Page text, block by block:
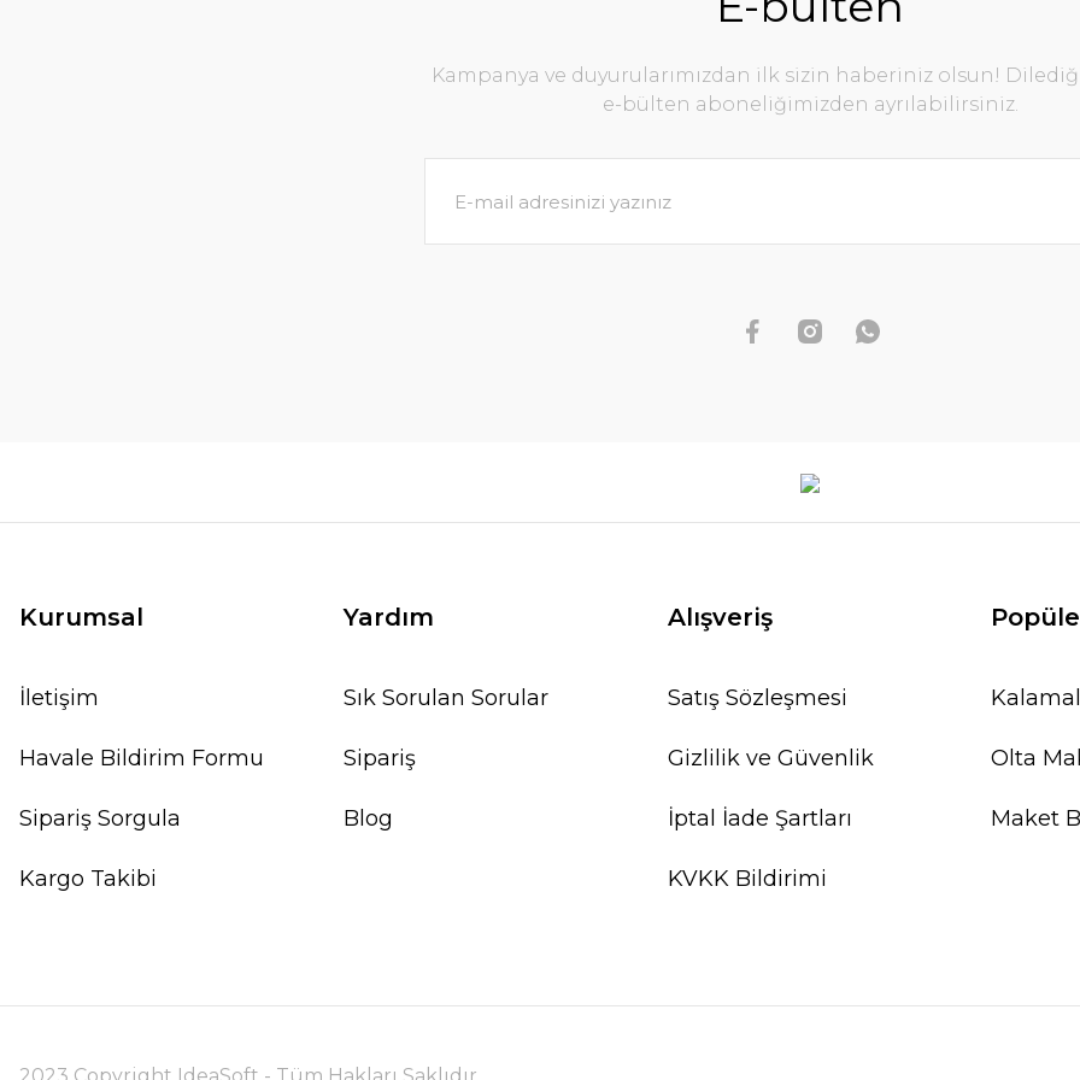
Kampanya ve duyurularımızdan ilk sizin haberiniz olsun!
e-bülten aboneliğimizden ayrılabilirsiniz.
Kurumsal
İletişim
Havale Bildirim Formu
Sipariş Sorgula
Kargo Takibi
Yardım
Sık Sorulan Sorular
Sipariş
Blog
Alışveriş
Satış Sözleşmesi
Gizlilik ve Güvenlik
İptal İade Şartları
KVKK Bildirimi
Olta
Maket